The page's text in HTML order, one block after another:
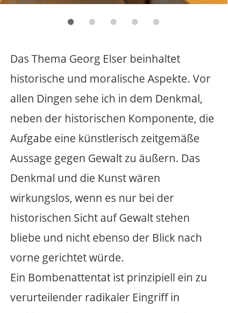
Aussage gegen Gewalt zu äußern. Das
historischen Sicht auf Gewalt stehen
bliebe und nicht ebenso der Blick nach
vorne gerichtet würde.
Ein Bombenattentat ist prinzipiell ein zu
verurteilender radikaler Eingriff in
politische Strukturen. Eine künstlerische
bedarf einer sensiblen und wohl
reflektierten Haltung. Das Denkmal darf
weder Gewalt noch Selbstjustiz
verherrlichen. Der Tyrannenmord ist in
unserer christlich geprägten Gesellschaft
ethisch ein äußerst umstrittener Punkt.
mit einem Denkmal zu würdigen, muss
man sein Freiheitsbestreben, seinen
Wunsch die Kette der Gewalt zu
unterbrechen, seinen Mut zum Handeln